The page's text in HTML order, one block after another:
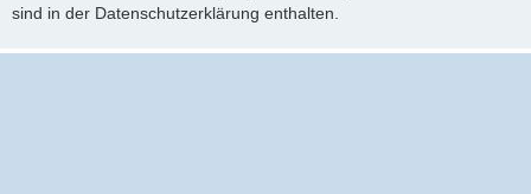
sind in der Datenschutzerklärung enthalten.